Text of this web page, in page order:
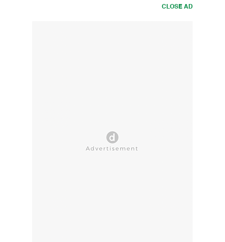
CLOSE AD